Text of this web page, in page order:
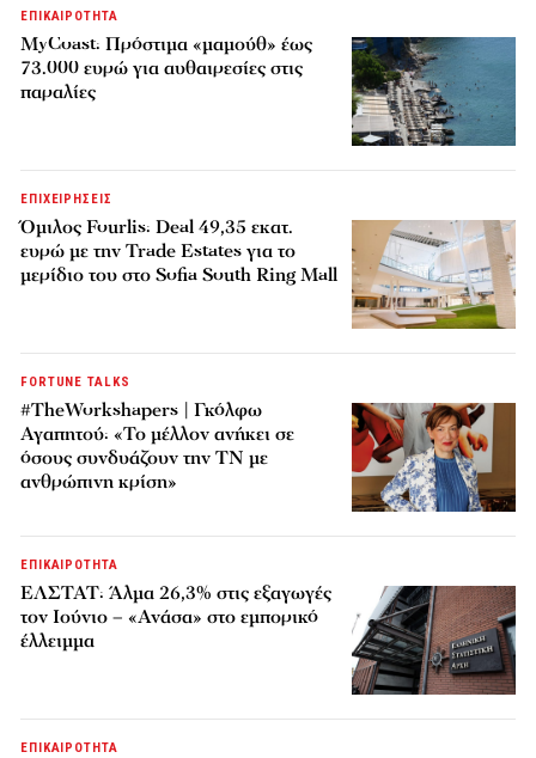
ΕΠΙΚΑΙΡΟΤΗΤΑ
MyCoast: Πρόστιμα «μαμούθ» έως
73.000 ευρώ για αυθαιρεσίες στις
παραλίες
ΕΠΙΧΕΙΡΗΣΕΙΣ
Όμιλος Fourlis: Deal 49,35 εκατ.
ευρώ με την Trade Estates για το
μερίδιο του στο Sofia South Ring Mall
FORTUNE TALKS
#TheWorkshapers | Γκόλφω
Αγαπητού: «Το μέλλον ανήκει σε
όσους συνδυάζουν την ΤΝ με
ανθρώπινη κρίση»
ΕΠΙΚΑΙΡΟΤΗΤΑ
ΕΛΣΤΑΤ: Άλμα 26,3% στις εξαγωγές
τον Ιούνιο – «Ανάσα» στο εμπορικό
έλλειμμα
ΕΠΙΚΑΙΡΟΤΗΤΑ